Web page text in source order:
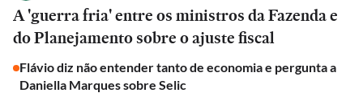
A 'guerra fria' entre os ministros da Fazenda e
do Planejamento sobre o ajuste fiscal
Flávio diz não entender tanto de economia e pergunta a
Daniella Marques sobre Selic